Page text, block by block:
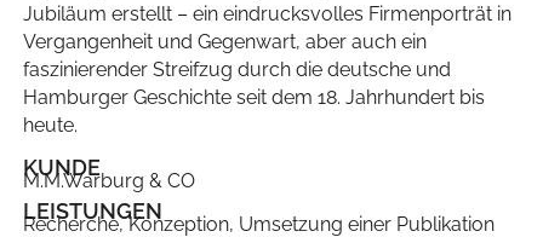
Jubiläum erstellt – ein eindrucksvolles Firmenporträt in
Vergangenheit und Gegenwart, aber auch ein
faszinierender Streifzug durch die deutsche und
Hamburger Geschichte seit dem 18. Jahrhundert bis
heute.
KUNDE
M.M.Warburg & CO
LEISTUNGEN
Recherche, Konzeption, Umsetzung einer Publikation